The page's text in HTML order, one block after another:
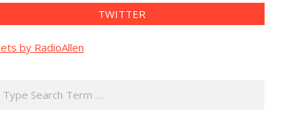
TWITTER
by RadioAllen